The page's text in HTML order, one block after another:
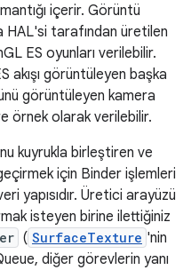
içerir. Görüntü
tarafından üretilen
ES oyunları verilebilir.
akışı görüntüleyen başka
görüntüleyen kamera
örnek olarak verilebilir.
kuyrukla birleştiren ve
için Binder işlemleri
yapısıdır. Üretici arayüzü
isteyen birine ilettiğiniz
( SurfaceTexture 'nin
diğer görevlerin yanı